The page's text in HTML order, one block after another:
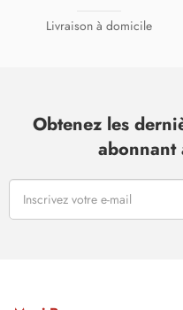
Livraison à domicile
Obtenez les
abonnant